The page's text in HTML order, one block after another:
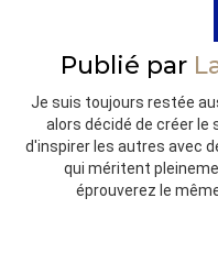
Publié par
Je suis toujours restée
alors décidé de créer le
d'inspirer les autres avec
qui méritent
éprouverez le